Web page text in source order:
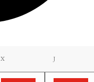
Xmiércoles Jjueves